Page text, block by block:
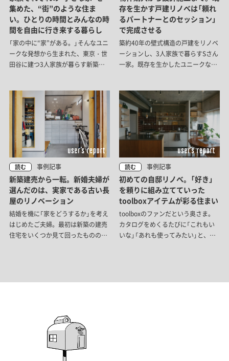
集めた、“街”のような住ま
い。ひとりの時間とみんなの時
間を自由に行き来する暮らし
「家の中に“家”がある。」そんなユニ
ークな発想から生まれた、東京・世
田谷に建つ3人家族が暮らす新築戸
しむ。そんな新しい住まいのかたち
が広がっていました。
存を生かす戸建リノベは「頼れ
るパートナーとのセッション」
で完成させる
築約40年の壁式構造の戸建をリノベ
ーションし、3人家族で暮らすSさん
一家。既存を生かしたユニークな設
読む 事例記事
新築建売から一転。新婚夫婦が
選んだのは、実家である古い長
屋のリノベーション
結婚を機に「家をどうするか」を考え
はじめたご夫婦。最初は新築の建売
住宅をいくつか見て回ったものの、
読む 事例記事
初めての自邸リノベ。「好き」
を頼りに組み立てていった
toolboxアイテムが彩る住まい
toolboxのファンだという奥さま。
カタログをめくるたびに「これもい
いな」「あれも使ってみたい」と、気